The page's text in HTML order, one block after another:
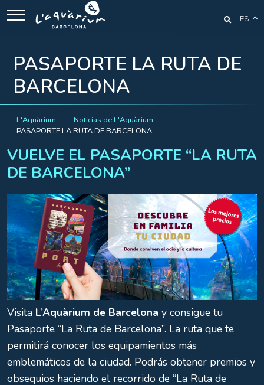
ES
PASAPORTE LA RUTA DE
BARCELONA
L'Aquàrium
Noticias de L'Aquàrium
PASAPORTE LA RUTA DE BARCELONA
VUELVE EL PASAPORTE “LA RUTA
DE BARCELONA”
Visita L’Aquàrium de Barcelona y consigue tu
Pasaporte “La Ruta de Barcelona”. La ruta que te
permitirá conocer los equipamientos más
emblemáticos de la ciudad. Podrás obtener premios y
obsequios haciendo el recorrido de “La Ruta de